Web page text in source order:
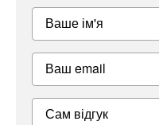
Ваше ім'я
Ваш email
Сам відгук